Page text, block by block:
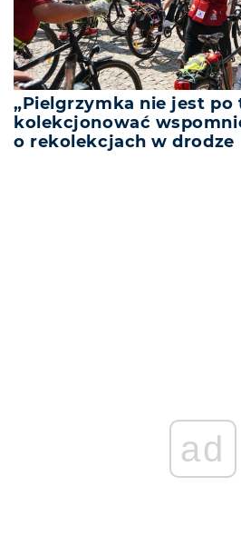
„Pielgrzymka nie jest po
kolekcjonować
o rekolekcjach w drodze